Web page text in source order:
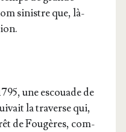
sinistre que, là-
une escouade de
la tra­verse qui,
de Fou­gères, com­